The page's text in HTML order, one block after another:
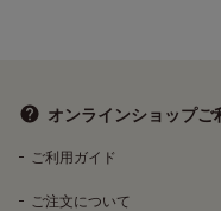
オンラインショップご
ご利用ガイド
ご注文について